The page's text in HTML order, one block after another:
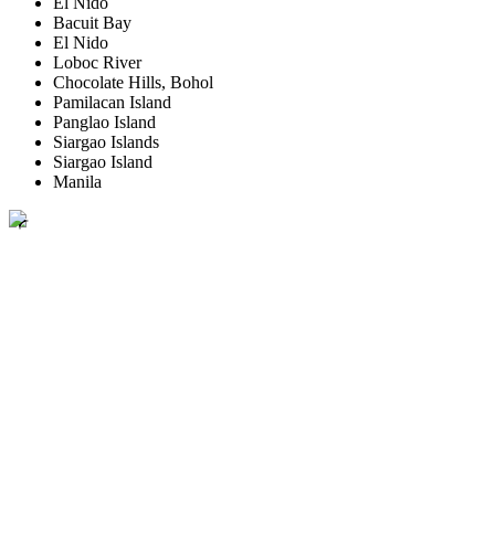
Bacuit Bay
El Nido
Loboc River
Chocolate Hills, Bohol
Pamilacan Island
Panglao Island
Siargao Islands
Siargao Island
Manila